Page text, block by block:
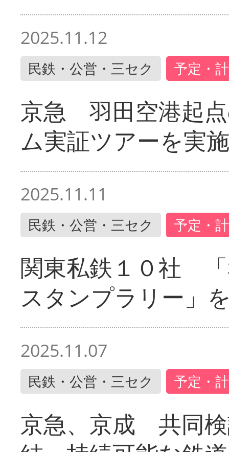
2025.11.12
民鉄・公営・三セク 予定・
京急 羽田空港起
ム実証ツアーを実施
2025.11.11
民鉄・公営・三セク 予定・
関東私鉄１０社
スタンプラリー」
2025.11.07
民鉄・公営・三セク 予定・
京急、京成 共同